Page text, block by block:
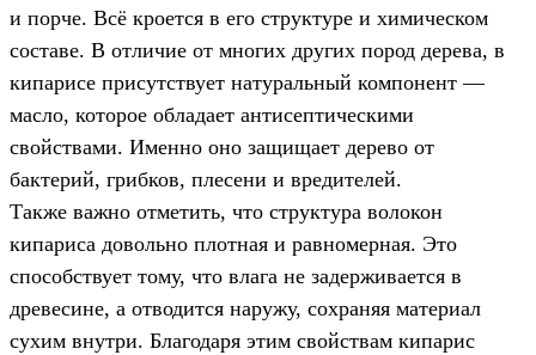
и порче. Всё кроется в его структуре и химическом
составе. В отличие от многих других пород дерева, в
кипарисе присутствует натуральный компонент —
масло, которое обладает антисептическими
свойствами. Именно оно защищает дерево от
бактерий, грибков, плесени и вредителей.
Также важно отметить, что структура волокон
кипариса довольно плотная и равномерная. Это
способствует тому, что влага не задерживается в
древесине, а отводится наружу, сохраняя материал
сухим внутри. Благодаря этим свойствам кипарис